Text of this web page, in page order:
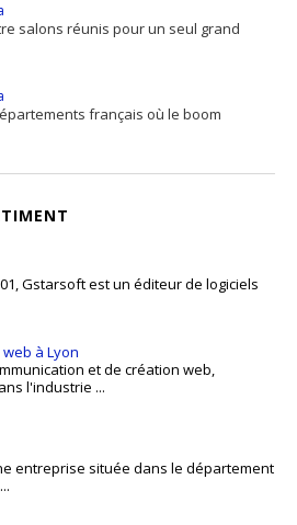
salons réunis pour un seul grand
français où le boom
Gstarsoft est un éditeur de logiciels
web à Lyon
et de création web,
l'industrie ...
entreprise située dans le département